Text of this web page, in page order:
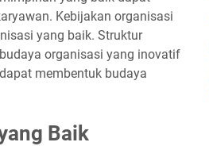
Kebijakan organisasi
yang baik. Struktur
organisasi yang inovatif
membentuk budaya
Baik